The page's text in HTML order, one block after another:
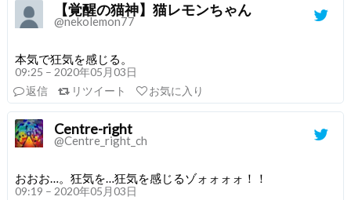
【覚醒の猫神】猫レモンちゃん
@nekolemon77
本気で狂気を感じる。
09:25 – 2020年05月03日
返信
リツイート お気に入り
Centre-right
@Centre_right_ch
おおお…。狂気を…狂気を感じるゾォォォォ！！
09:19 – 2020年05月03日